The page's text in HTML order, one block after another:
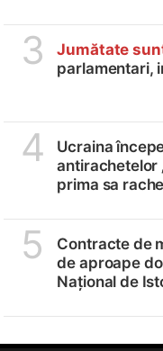
3 Jumătate
parlamentari,
4
Ucraina
antirachetelor
prima sa
5
Contracte de
de aproape
Național de